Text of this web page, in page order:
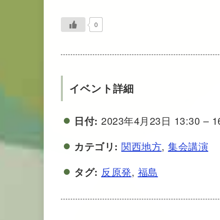
0
イベント詳細
日付: 2023年4月23日 13:30 –
カテゴリ: 関西地方, 集会講演
タグ: 反原発, 福島